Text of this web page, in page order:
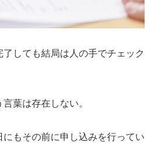
しても結局は人の手でチェック
葉は存在しない。
もその前に申し込みを行ってい